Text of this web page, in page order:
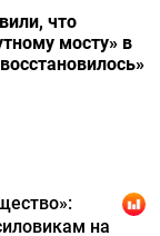
что
мосту» в